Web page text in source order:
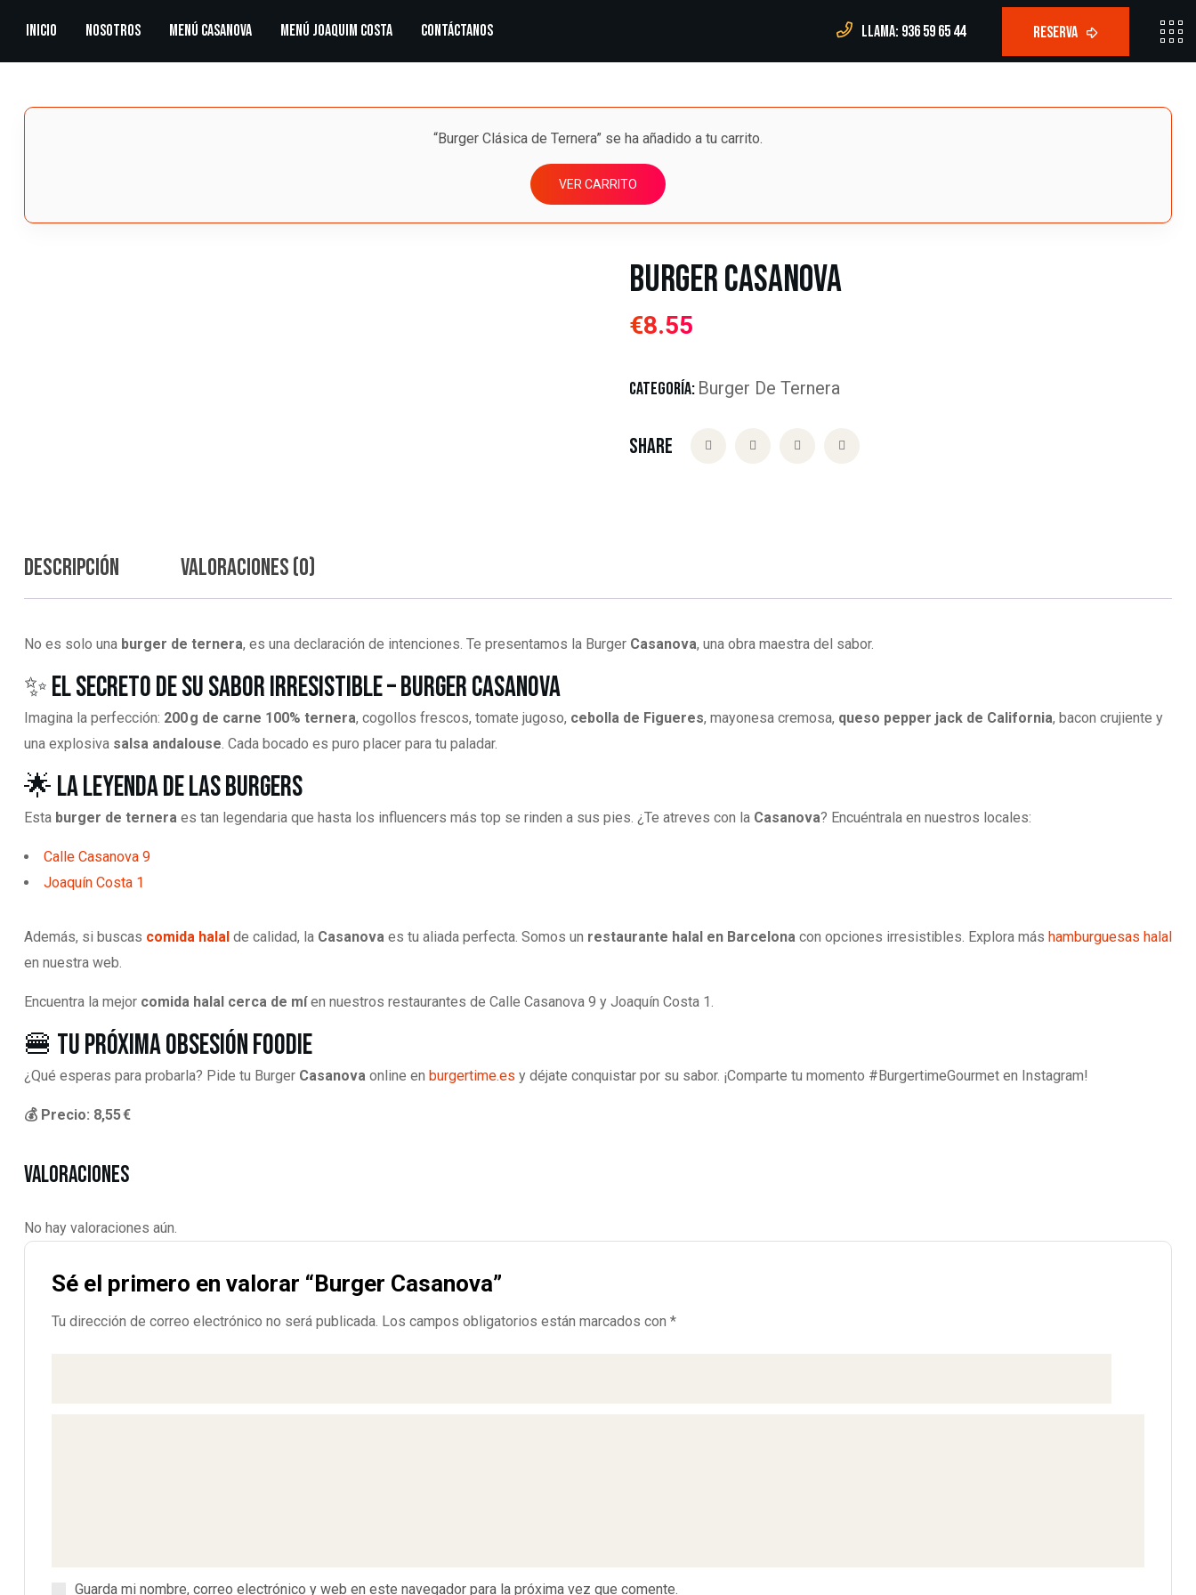
Inicio Nosotros Menú Casanova Menú Joaquim Costa Contáctanos Llama: 936 59 65 44
“Burger Clásica de Ternera” se ha añadido a tu carrito.
VER CARRITO
Burger Casanova
€8.55
CATEGORÍA: Burger De Ternera
Share
Descripción Valoraciones (0)
No es solo una burger de ternera, es una declaración de intenciones. Te presentamos la Burger Casanova, una obra maestra del sabor.
✨ El Secreto de su Sabor Irresistible – Burger Casanova
Imagina la perfección: 200 g de carne 100% ternera, cogollos frescos, tomate jugoso, cebolla de Figueres, mayonesa cremosa, queso pepper jack de California, bacon crujiente y
una explosiva salsa andalouse. Cada bocado es puro placer para tu paladar.
🌟 La Leyenda de las Burgers
Esta burger de ternera es tan legendaria que hasta los influencers más top se rinden a sus pies. ¿Te atreves con la Casanova? Encuéntrala en nuestros locales:
Calle Casanova 9
Joaquín Costa 1
Además, si buscas comida halal de calidad, la Casanova es tu aliada perfecta. Somos un restaurante halal en Barcelona con opciones irresistibles. Explora más hamburguesas halal
en nuestra web.
Encuentra la mejor comida halal cerca de míen nuestros restaurantes de Calle Casanova 9 y Joaquín Costa 1.
🍔 Tu Próxima Obsesión Foodie
¿Qué esperas para probarla? Pide tu Burger Casanova online en burgertime.es y déjate conquistar por su sabor. ¡Comparte tu momento #BurgertimeGourmet en Instagram!
💰 Precio: 8,55 €
Valoraciones
No hay valoraciones aún.
Sé el primero en valorar “Burger Casanova”
Tu dirección de correo electrónico no será publicada. Los campos obligatorios están marcados con *
Guarda mi nombre, correo electrónico y web en este navegador para la próxima vez que comente.